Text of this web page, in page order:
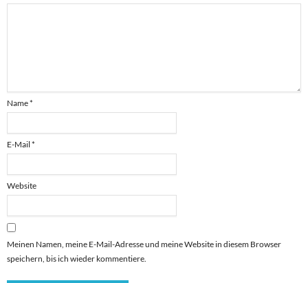
Name*
E-Mail *
Website
Meinen Namen, meine E-Mail-Adresse und meine Website in diesem Browser
speichern, bis ich wieder kommentiere.